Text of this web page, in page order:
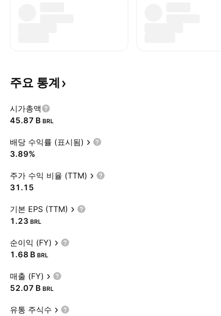
주요 통계
시가총액
‪45.87 B‬ BRL
배당 수익률 (표시됨)
3.89%
주가 수익 비율 (TTM)
31.15
기본 EPS (TTM)
1.23 BRL
순이익 (FY)
‪1.68 B‬ BRL
매출 (FY)
‪52.07 B‬ BRL
유통 주식수